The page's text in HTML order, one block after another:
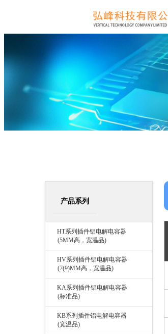
产品系列
HT系列插件铝电解电容器
(5MM高，宽温品)
HV系列插件铝电解电容器
(7(9)MM高，宽温品)
KA系列插件铝电解电容器
(标准品)
KB系列插件铝电解电容器
(宽温品)